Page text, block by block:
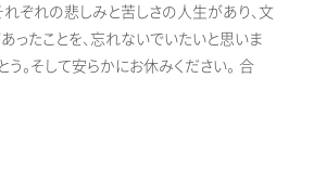
れぞれの悲しみと苦しさの人生があり、文
ったことを、忘れないでいたいと思いま
う。そして安らかにお休みください。 合